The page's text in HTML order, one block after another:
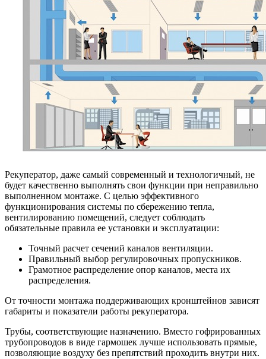
Рекуператор, даже самый современный и технологичный, не
будет качественно выполнять свои функции при неправильно
выполненном монтаже. С целью эффективного
функционирования системы по сбережению тепла,
вентилированию помещений, следует соблюдать
обязательные правила ее установки и эксплуатации:
Точный расчет сечений каналов вентиляции.
Правильный выбор регулировочных пропускников.
Грамотное распределение опор каналов, места их
распределения.
От точности монтажа поддерживающих кронштейнов зависят
габариты и показатели работы рекуператора.
Трубы, соответствующие назначению. Вместо гофрированных
трубопроводов в виде гармошек лучше использовать прямые,
позволяющие воздуху без препятствий проходить внутри них.